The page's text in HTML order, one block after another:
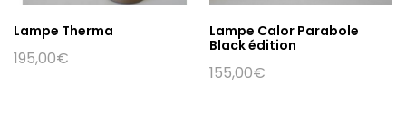
Lampe Therma
195,00€
Lampe Calor Parabole
Black édition
155,00€